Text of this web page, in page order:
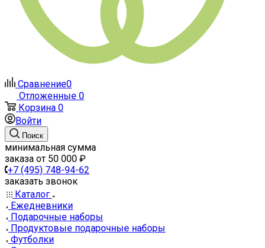
Сравнение0
Отложенные 0
Корзина 0
Войти
Поиск
минимальная сумма
заказа от 50 000 ₽
+7 (495) 748-94-62
заказать звонок
Каталог
Ежедневники
Подарочные наборы
Продуктовые подарочные наборы
Футболки